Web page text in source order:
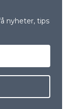
nyheter, tips